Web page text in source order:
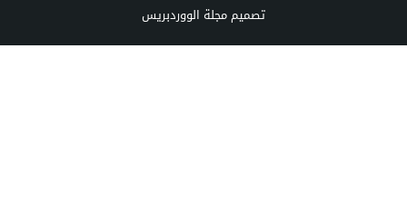
تصميممجلة الووردبريس